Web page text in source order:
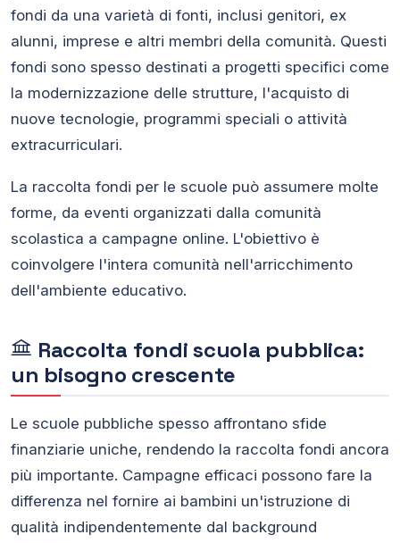
fondi da una varietà di fonti, inclusi genitori, ex
alunni, imprese e altri membri della comunità. Questi
fondi sono spesso destinati a progetti specifici come
la modernizzazione delle strutture, l'acquisto di
nuove tecnologie, programmi speciali o attività
extracurriculari.
La raccolta fondi per le scuole può assumere molte
forme, da eventi organizzati dalla comunità
scolastica a campagne online. L'obiettivo è
coinvolgere l'intera comunità nell'arricchimento
dell'ambiente educativo.
Raccolta fondi scuola pubblica:
un bisogno crescente
Le scuole pubbliche spesso affrontano sfide
finanziarie uniche, rendendo la raccolta fondi ancora
più importante. Campagne efficaci possono fare la
differenza nel fornire ai bambini un'istruzione di
qualità indipendentemente dal background